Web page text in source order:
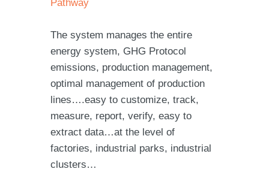
Pathway
The system manages the entire
energy system, GHG Protocol
emissions, production management,
optimal management of production
lines….easy to customize, track,
measure, report, verify, easy to
extract data…at the level of
factories, industrial parks, industrial
clusters…